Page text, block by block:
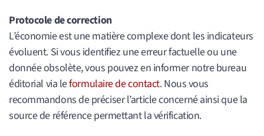
Protocole de correction
L’économie est une matière complexe dont les indicateurs
évoluent. Si vous identifiez une erreur factuelle ou une
donnée obsolète, vous pouvez en informer notre bureau
éditorial via leformulaire de contact. Nous vous
recommandons de préciser l’article concerné ainsi que la
source de référence permettant la vérification.